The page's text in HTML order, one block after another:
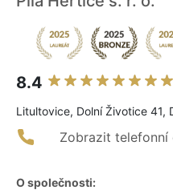
8.4
Litultovice, Dolní Životice 41,
Zobrazit telefonní
O společnosti: